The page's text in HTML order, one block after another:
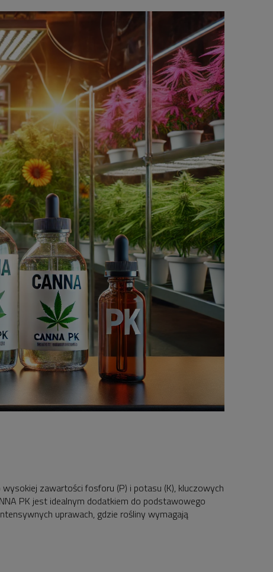
zawartości fosforu (P) i potasu (K), kluczowych
PK jest idealnym dodatkiem do podstawowego
uprawach, gdzie rośliny wymagają